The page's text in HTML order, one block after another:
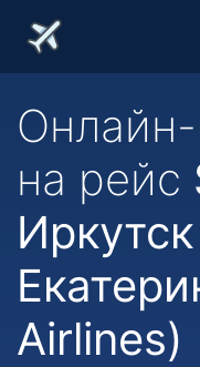
на рейс
Airlines)